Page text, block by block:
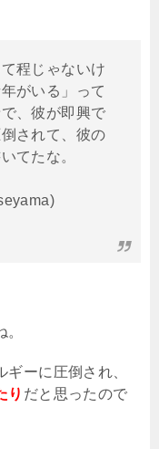
程じゃないけ
がいる」って
、彼が即興で
されて、彼の
てたな。
ーに圧倒され、
り だと思ったので